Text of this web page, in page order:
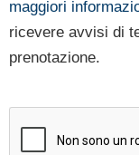
maggiori
ricevere avvisi di
prenotazione.